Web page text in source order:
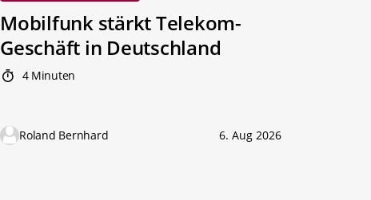
Mobilfunk stärkt Telekom-
Geschäft in Deutschland
4 Minuten
Roland Bernhard 6. Aug 2026